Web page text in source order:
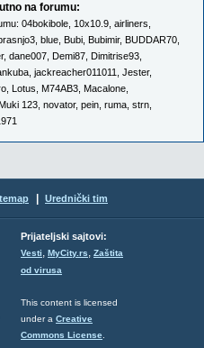
na forumu:
04bokibole 10x10.9 airliners
blue Bubi Bubimir, BUDDAR70
, dane007 Demi87 Dimitrise93
jackreacher011011 Jester,
Lotus M74AB3 Macalone
123 novator, pein ruma strn
Urednički tim
Prijateljski sajtovi:
Vesti, MyCity.rs, Zaštita
od virusa
This content is licensed
under a Creative
Commons License